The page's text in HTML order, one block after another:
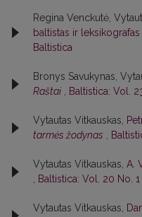
Regina Venckutė,
baltistas ir leksikografas
Baltistica
Bronys Savukynas,
Raštai
Baltistica: Vol.
Vytautas Vitkauskas,
tarmės žodynas
Vytautas Vitkauskas, A.
Baltistica: Vol. 20 No.
Vytautas Vitkauskas,